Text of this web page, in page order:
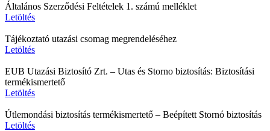
Általános Szerződési Feltételek 1. számú melléklet
Letöltés
Tájékoztató utazási csomag megrendeléséhez
Letöltés
EUB Utazási Biztosító Zrt. – Utas és Storno biztosítás: Biztosítási
termékismertető
Letöltés
Útlemondási biztosítás termékismertető – Beépített Stornó biztosítás
Letöltés